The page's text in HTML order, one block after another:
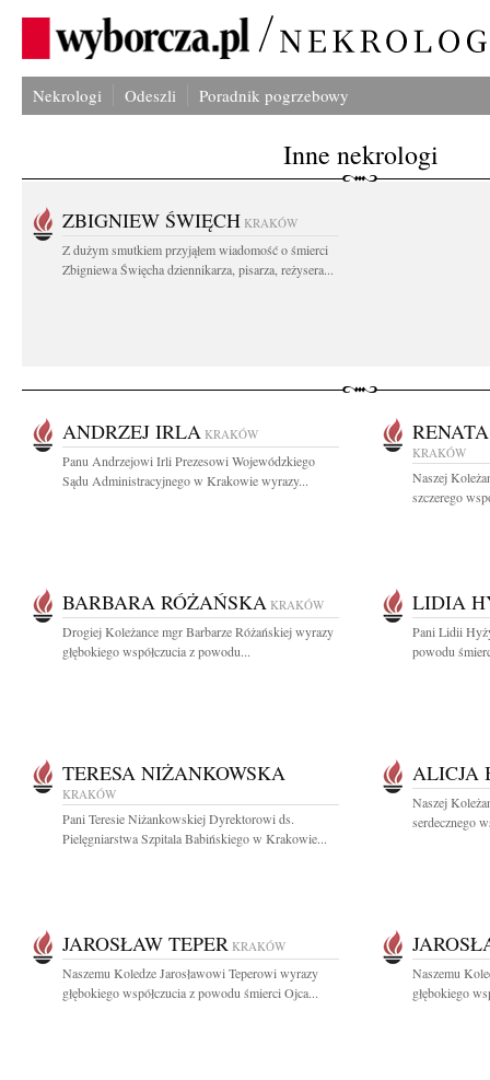
Nekrologi Odeszli Poradnik pogrzebowy
Inne nekrologi
ZBIGNIEW ŚWIĘCH KRAKÓW
Z dużym smutkiem przyjąłem wiadomość o śmierci
Zbigniewa Święcha dziennikarza, pisarza, reżysera...
ANDRZEJ IRLA KRAKÓW
Panu Andrzejowi Irli Prezesowi Wojewódzkiego
Sądu Administracyjnego w Krakowie wyrazy...
KRAKÓW
Naszej
szczerego
BARBARA RÓŻAŃSKA KRAKÓW
Drogiej Koleżance mgr Barbarze Różańskiej wyrazy
głębokiego współczucia z powodu...
LIDIA
Pani Lidii
powodu
TERESA NIŻANKOWSKA
KRAKÓW
Pani Teresie Niżankowskiej Dyrektorowi ds.
Pielęgniarstwa Szpitala Babińskiego w Krakowie...
ALICJA
Naszej
serdecznego
JAROSŁAW TEPER KRAKÓW
Naszemu Koledze Jarosławowi Teperowi wyrazy
głębokiego współczucia z powodu śmierci Ojca...
Naszemu
głębokiego